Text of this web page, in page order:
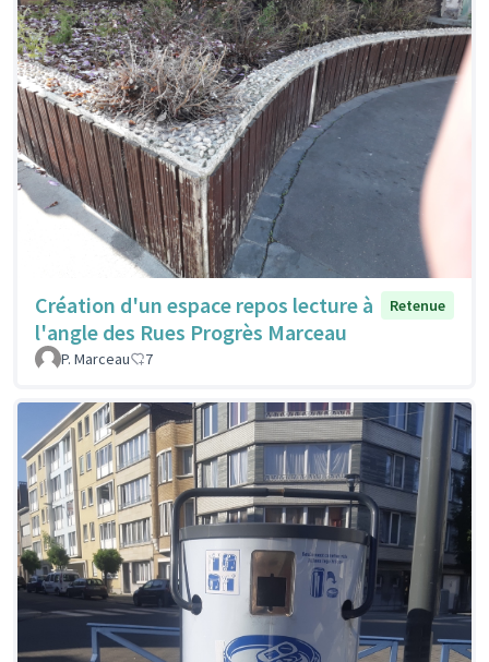
Création d'un espace repos lecture à
l'angle des Rues Progrès Marceau
Retenue
P. Marceau 7